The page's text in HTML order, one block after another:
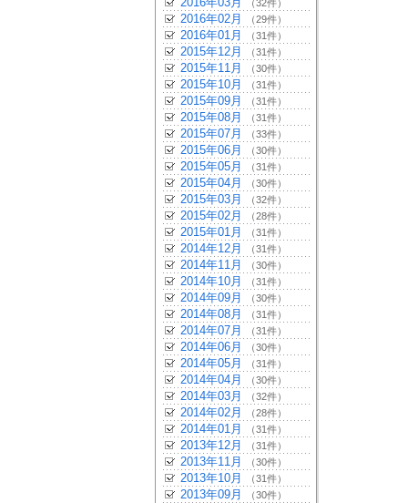
（32件）
2016年02月 （29件）
2016年01月 （31件）
2015年12月 （31件）
2015年11月 （30件）
2015年10月 （31件）
2015年09月 （31件）
2015年08月 （31件）
2015年07月 （33件）
2015年06月 （30件）
2015年05月 （31件）
2015年04月 （30件）
2015年03月 （32件）
2015年02月 （28件）
2015年01月 （31件）
2014年12月 （31件）
2014年11月 （30件）
2014年10月 （31件）
2014年09月 （30件）
2014年08月 （31件）
2014年07月 （31件）
2014年06月 （30件）
2014年05月 （31件）
2014年04月 （30件）
2014年03月 （32件）
2014年02月 （28件）
2014年01月 （31件）
2013年12月 （31件）
2013年11月 （30件）
2013年10月 （31件）
2013年09月 （30件）